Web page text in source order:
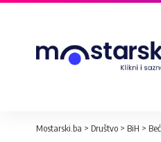
Mostarski.ba > Društvo > BiH >